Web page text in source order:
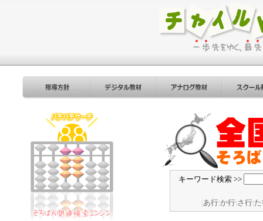
キーワード検索 >>
|あ行|か行|さ行|